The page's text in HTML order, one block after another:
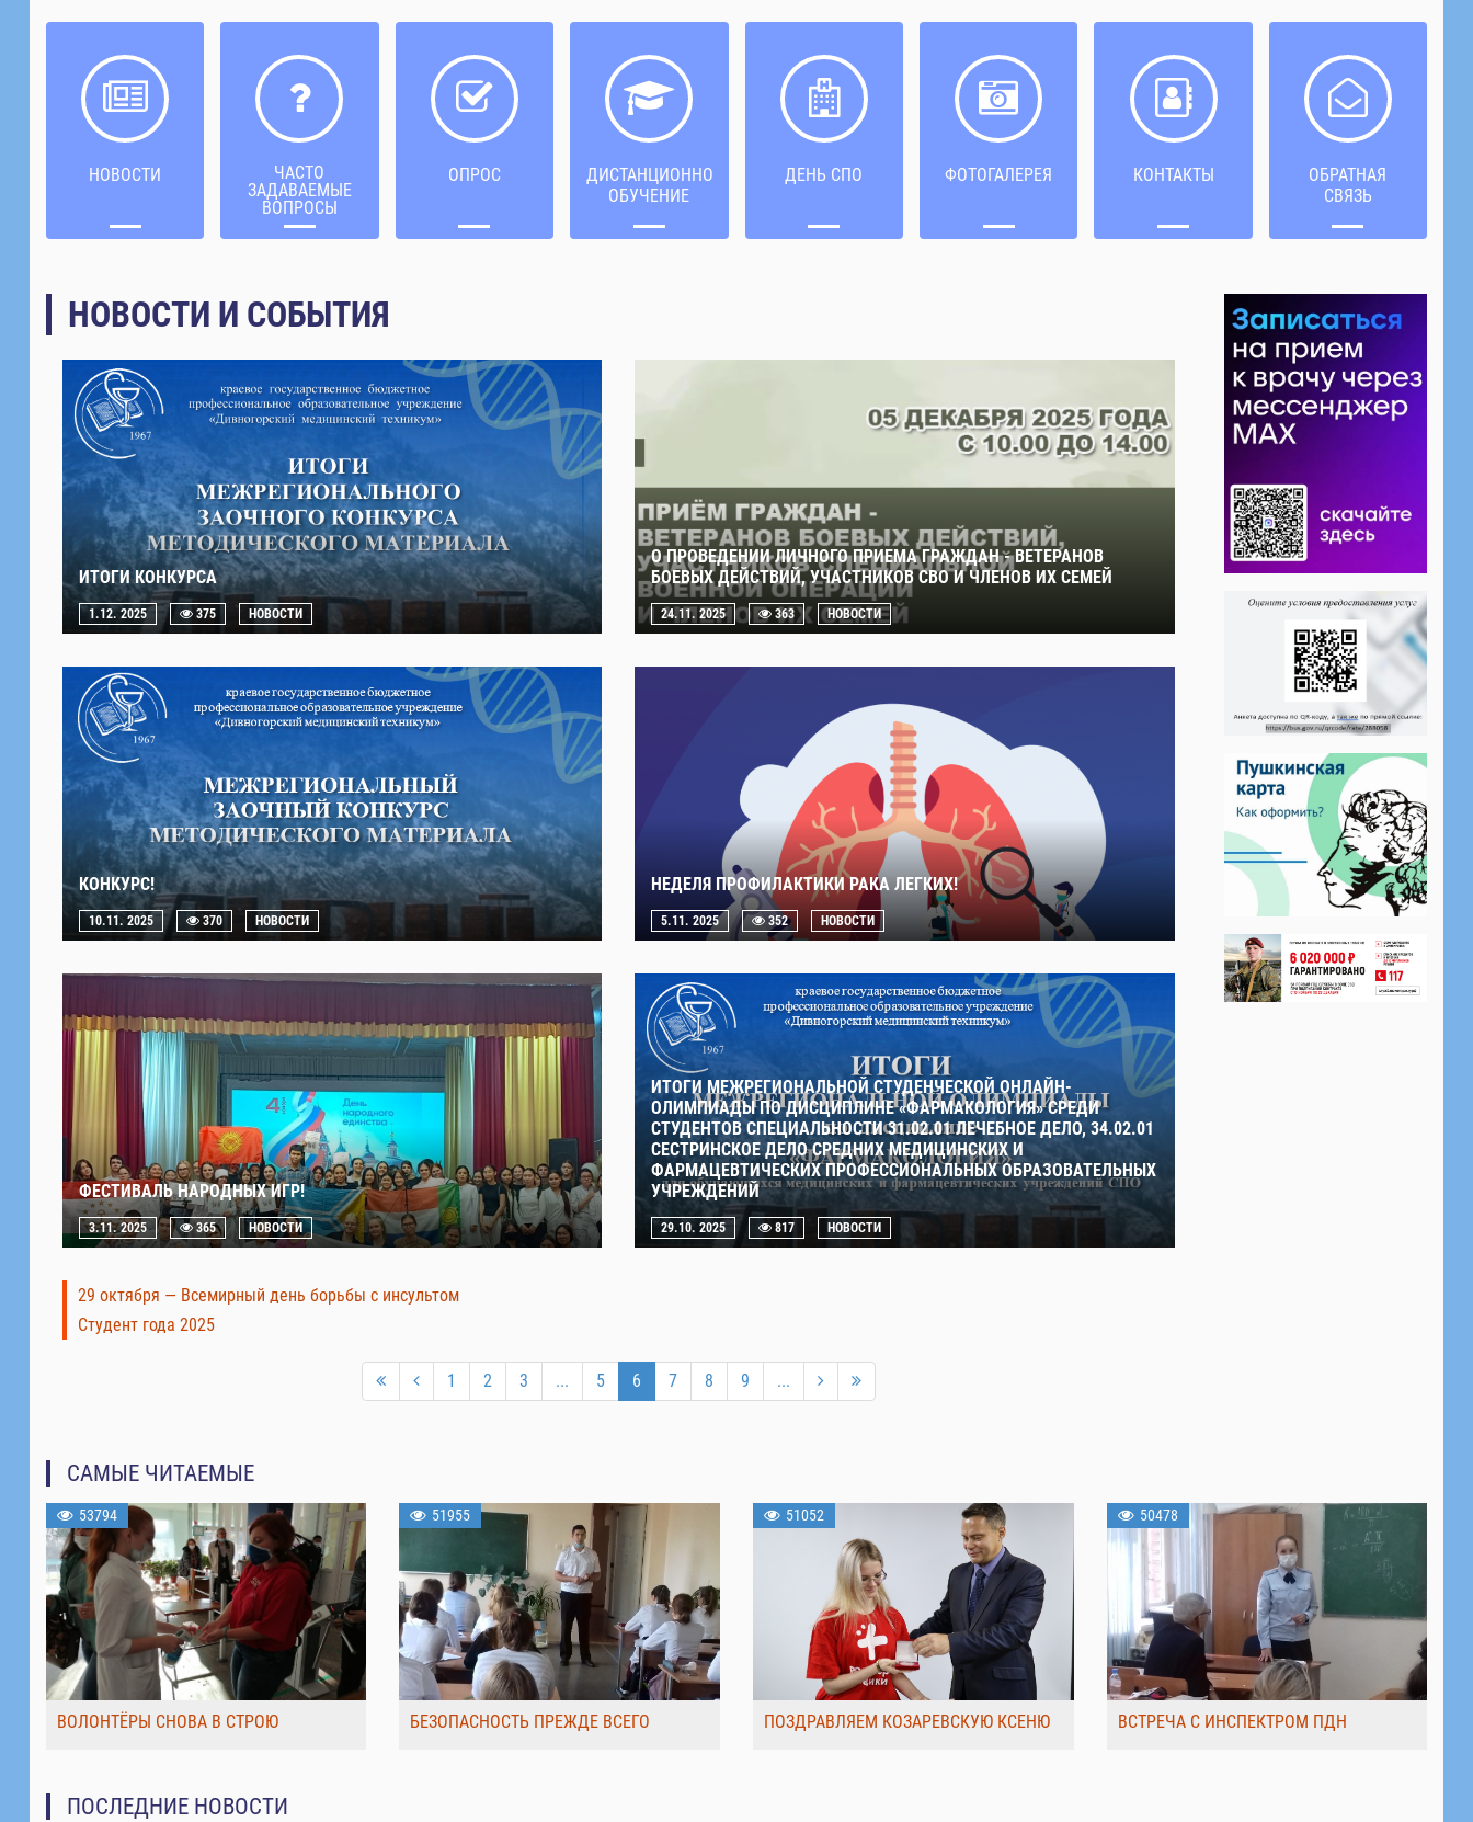
НОВОСТИ
ЧАСТО
ЗАДАВАЕМЫЕ
ВОПРОСЫ
ОПРОС
ДИСТАНЦИОННОЕ
ОБУЧЕНИЕ
ДЕНЬ СПО ФОТОГАЛЕРЕЯ КОНТАКТЫ
ОБРАТНАЯ
СВЯЗЬ
НОВОСТИ И СОБЫТИЯ
ИТОГИ КОНКУРСА
1.12. 2025 375 НОВОСТИ
О ПРОВЕДЕНИИ ЛИЧНОГО ПРИЕМА ГРАЖДАН - ВЕТЕРАНОВ
БОЕВЫХ ДЕЙСТВИЙ, УЧАСТНИКОВ СВО И ЧЛЕНОВ ИХ СЕМЕЙ
24.11. 2025 363 НОВОСТИ
КОНКУРС!
10.11. 2025 370 НОВОСТИ
НЕДЕЛЯ ПРОФИЛАКТИКИ РАКА ЛЕГКИХ!
5.11. 2025 352 НОВОСТИ
ФЕСТИВАЛЬ НАРОДНЫХ ИГР!
3.11. 2025 365 НОВОСТИ
ИТОГИ МЕЖРЕГИОНАЛЬНОЙ СТУДЕНЧЕСКОЙ ОНЛАЙН-
ОЛИМПИАДЫ ПО ДИСЦИПЛИНЕ «ФАРМАКОЛОГИЯ» СРЕДИ
СТУДЕНТОВ СПЕЦИАЛЬНОСТИ 31.02.01 ЛЕЧЕБНОЕ ДЕЛО, 34.02.01
СЕСТРИНСКОЕ ДЕЛО СРЕДНИХ МЕДИЦИНСКИХ И
ФАРМАЦЕВТИЧЕСКИХ ПРОФЕССИОНАЛЬНЫХ ОБРАЗОВАТЕЛЬНЫХ
УЧРЕЖДЕНИЙ
29.10. 2025 817 НОВОСТИ
29 октября — Всемирный день борьбы с инсультом
Студент года 2025
1 2 3 ... 5 6 7 8 9 ...
САМЫЕ ЧИТАЕМЫЕ
53794
ВОЛОНТЁРЫ СНОВА В СТРОЮ
51955
БЕЗОПАСНОСТЬ ПРЕЖДЕ ВСЕГО
51052
ПОЗДРАВЛЯЕМ КОЗАРЕВСКУЮ КСЕНЮ
50478
ВСТРЕЧА С ИНСПЕКТРОМ ПДН
ПОСЛЕДНИЕ НОВОСТИ